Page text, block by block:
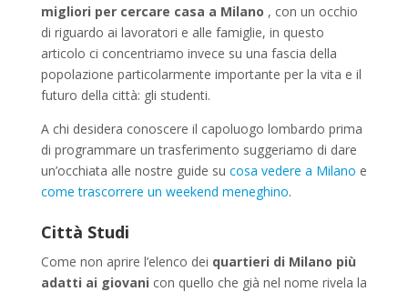
migliori per cercare casa a Milano , con un occhio
di riguardo ai lavoratori e alle famiglie, in questo
articolo ci concentriamo invece su una fascia della
popolazione particolarmente importante per la vita e il
futuro della città: gli studenti.
A chi desidera conoscere il capoluogo lombardo prima
di programmare un trasferimento suggeriamo di dare
un’occhiata alle nostre guide su cosa vedere a Milano e
come trascorrere un weekend meneghino.
Città Studi
Come non aprire l’elenco dei quartieri di Milano più
adatti ai giovani con quello che già nel nome rivela la